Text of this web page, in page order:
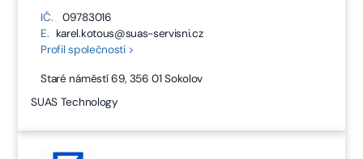
IČ.
09783016
E. karel.kotous@suas-servisni.cz
Profil společnosti >
Staré náměstí 69, 356 01 Sokolov
SUAS Technology